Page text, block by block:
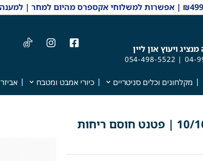
ויעוץ און ליין
04-
|
054-498-5522
מקלחונים וכלים סניטריים כיורי אמבט ומטבח
ניקוז / מכסה לק' ביקורת דגם "קופר" | 10/10 | פטנט חוסם ריחות